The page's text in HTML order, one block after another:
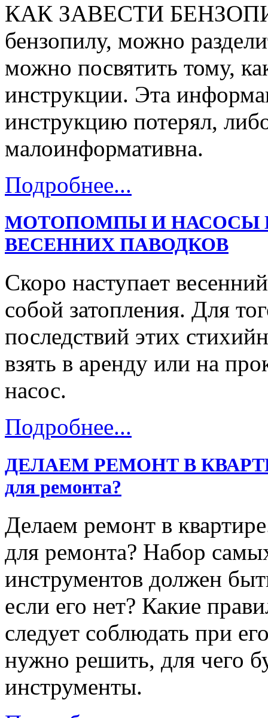
КАК ЗАВЕСТИ
бензопилу, можно
можно посвятить тому,
инструкции. Эта
инструкцию потерял,
малоинформативна.
Подробнее...
МОТОПОМПЫ И НАСОСЫ
ВЕСЕННИХ ПАВОДКОВ
Скоро наступает
собой затопления. Для
последствий этих
взять в аренду или на
насос.
Подробнее...
ДЕЛАЕМ РЕМОНТ В
для ремонта?
Делаем ремонт в
для ремонта? Набор
инструментов должен
если его нет? Какие
следует соблюдать при
нужно решить, для чего
инструменты.